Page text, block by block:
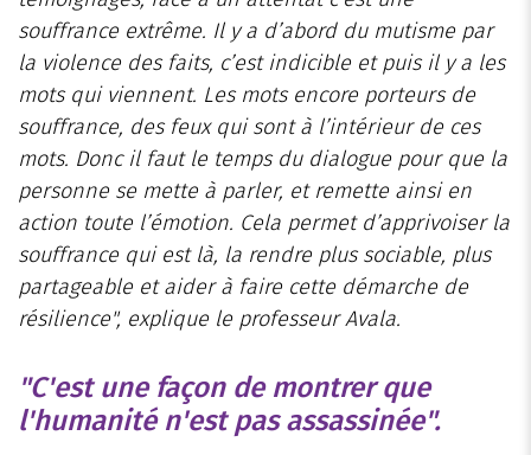
souffrance extrême. Il y a d’abord du mutisme par
la violence des faits, c’est indicible et puis il y a les
mots qui viennent. Les mots encore porteurs de
souffrance, des feux qui sont à l’intérieur de ces
mots. Donc il faut le temps du dialogue pour que la
personne se mette à parler, et remette ainsi en
action toute l’émotion. Cela permet d’apprivoiser la
souffrance qui est là, la rendre plus sociable, plus
partageable et aider à faire cette démarche de
résilience", explique le professeur Avala.
"C'est une façon de montrer que
l'humanité n'est pas assassinée".